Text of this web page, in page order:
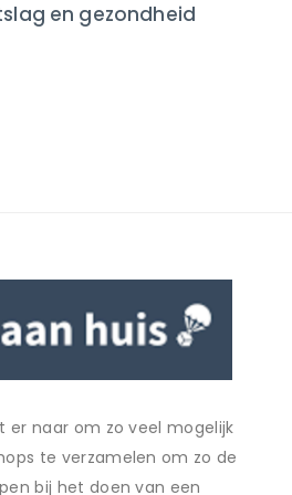
en gezondheid
er naar om zo veel mogelijk
te verzamelen om zo de
bij het doen van een